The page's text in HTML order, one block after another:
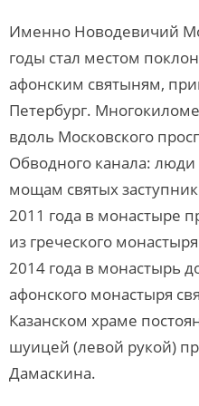
Именно Новодевичий
годы стал местом
афонским святыням,
Петербург.
вдоль Московского
Обводного канала:
мощам святых
2011 года в монастыре
из греческого
2014 года в монастырь
афонского монастыря
Казанском храме
шуицей (левой рукой)
Дамаскина.